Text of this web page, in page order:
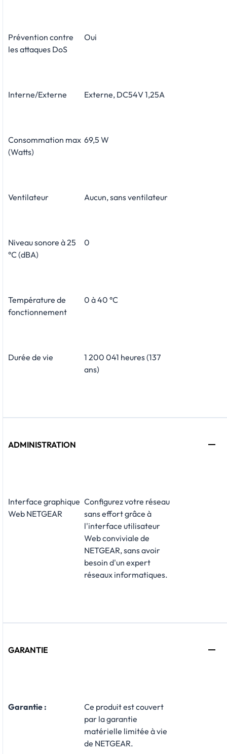
Prévention contre
les attaques DoS
Oui
Interne/Externe Externe, DC54V 1,25A
Consommation max
(Watts)
69,5 W
Ventilateur Aucun, sans ventilateur
Niveau sonore à 25
°C (dBA)
0
Température de
fonctionnement
0 à 40 °C
Durée de vie
1 200 041 heures (137
ans)
ADMINISTRATION
Interface graphique
Web NETGEAR
Configurez votre réseau
sans effort grâce à
l'interface utilisateur
Web conviviale de
NETGEAR, sans avoir
besoin d'un expert
réseaux informatiques.
GARANTIE
Garantie :
​Ce produit est couvert
par la garantie
matérielle limitée à vie
de NETGEAR.